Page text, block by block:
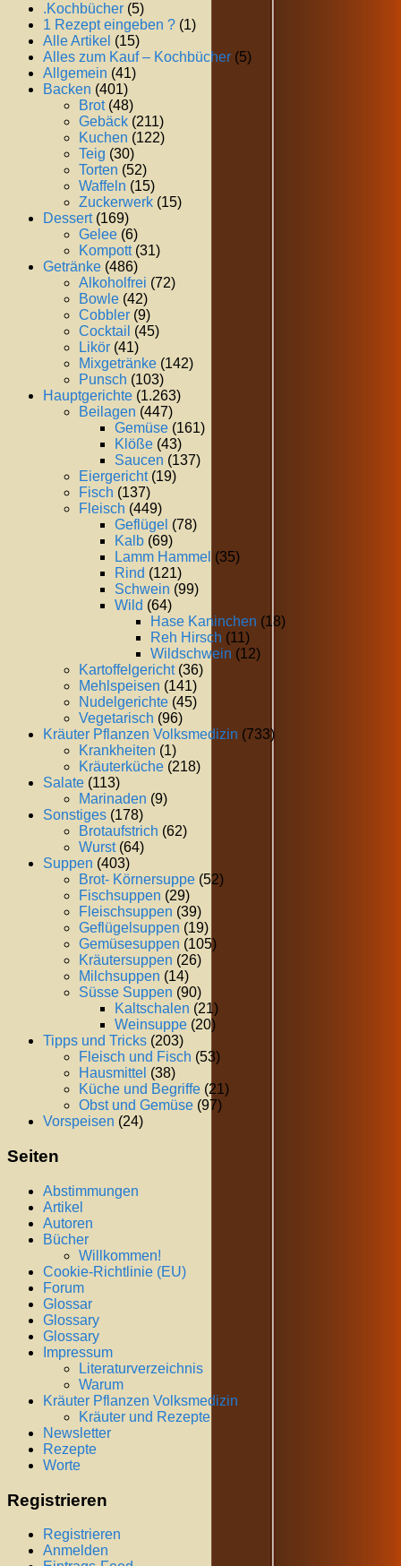
.Kochbücher (5)
1 Rezept eingeben ? (1)
Alle Artikel (15)
Alles zum Kauf – Kochbücher (5)
Allgemein (41)
Backen (401)
Brot(48)
Gebäck (211)
Kuchen (122)
Teig (30)
Torten (52)
Waffeln (15)
Zuckerwerk (15)
Dessert(169)
Gelee (6)
Kompott(31)
Getränke (486)
Alkoholfrei (72)
Bowle (42)
Cobbler (9)
Cocktail (45)
Likör (41)
Mixgetränke (142)
Punsch (103)
Hauptgerichte (1.263)
Beilagen (447)
Gemüse (161)
Klöße (43)
Saucen (137)
Eiergericht(19)
Fisch (137)
Fleisch (449)
Geflügel (78)
Kalb (69)
Lamm Hammel (35)
Rind (121)
Schwein (99)
Wild (64)
Hase Kaninchen (18)
Reh Hirsch (11)
Wildschwein (12)
Kartoffelgericht(36)
Mehlspeisen (141)
Nudelgerichte (45)
Vegetarisch (96)
Kräuter Pflanzen Volksmedizin (733)
Krankheiten (1)
Kräuterküche (218)
Salate (113)
Marinaden (9)
Sonstiges (178)
Brotaufstrich (62)
Wurst(64)
Suppen (403)
Brot- Körnersuppe (52)
Fischsuppen (29)
Fleischsuppen (39)
Geflügelsuppen (19)
Gemüsesuppen (105)
Kräutersuppen (26)
Milchsuppen (14)
Süsse Suppen (90)
Kaltschalen (21)
Weinsuppe (20)
Tipps und Tricks (203)
Fleisch und Fisch (53)
Hausmittel (38)
Küche und Begriffe (21)
Obst und Gemüse (97)
Vorspeisen (24)
Seiten
Abstimmungen
Artikel
Autoren
Bücher
Willkommen!
Cookie-Richtlinie (EU)
Forum
Glossar
Glossary
Glossary
Impressum
Literaturverzeichnis
Warum
Kräuter Pflanzen Volksmedizin
Kräuter und Rezepte
Newsletter
Rezepte
Worte
Registrieren
Registrieren
Anmelden